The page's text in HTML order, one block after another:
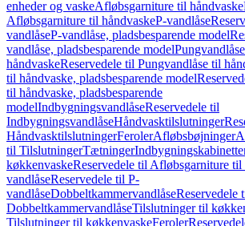
enheder og vaskeAfløbsgarniture til håndvaske
Afløbsgarniture til håndvaskeP-vandlåse
vandlåseP-vandlåse, pladsbesparende model
vandlåse, pladsbesparende model
håndvaskeReservedele til Pungvandlåse til
til håndvaske, pladsbesparende model
til håndvaske, pladsbesparende
modelIndbygningsvandlåseReservedele til
IndbygningsvandlåseHåndvasktilslutninger
HåndvasktilslutningerFerolerAfløbsbøjninger
til TilslutningerTætninger
køkkenvaskeReservedele til Afløbsgarniture
vandlåseReservedele til P-
vandlåseDobbeltkammervandlåseReservedele
DobbeltkammervandlåseTilslutninger til
Tilslutninger til køkkenvaskeFeroler